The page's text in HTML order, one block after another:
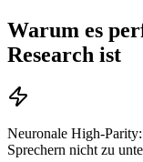
Warum es
Research ist
Neuronale High-
Sprechern nicht zu